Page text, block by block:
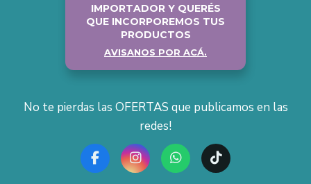
IMPORTADOR Y QUERÉS
QUE INCORPOREMOS TUS
PRODUCTOS
AVISANOS POR ACÁ.
No te pierdas las OFERTAS que publicamos en las
redes!